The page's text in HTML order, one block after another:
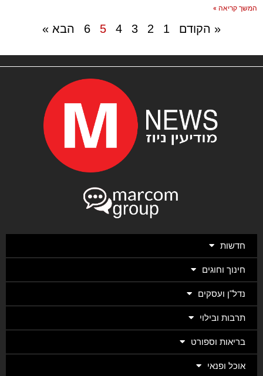
המשך קריאה »
« הקודם 1
2
3
4
5
6 הבא »
חדשות
חינוך וחוגים
נדל"ן ועסקים
תרבות ובילוי
בריאות וספורט
אוכל ופנאי